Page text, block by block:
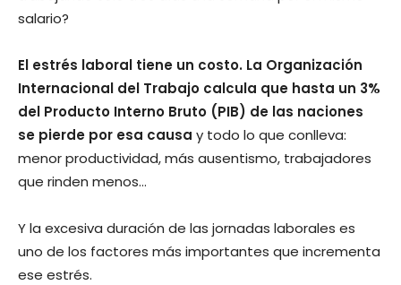
salario?
El estrés laboral tiene un costo. La Organización
Internacional del Trabajo calcula que hasta un 3%
del Producto Interno Bruto (PIB) de las naciones
se pierde por esa causa y todo lo que conlleva:
menor productividad, más ausentismo, trabajadores
que rinden menos…
Y la excesiva duración de las jornadas laborales es
uno de los factores más importantes que incrementa
ese estrés.